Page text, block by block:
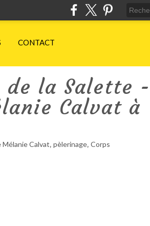
CONTACT
la Salette -
Calvat à
Mélanie Calvat, pèlerinage, Corps